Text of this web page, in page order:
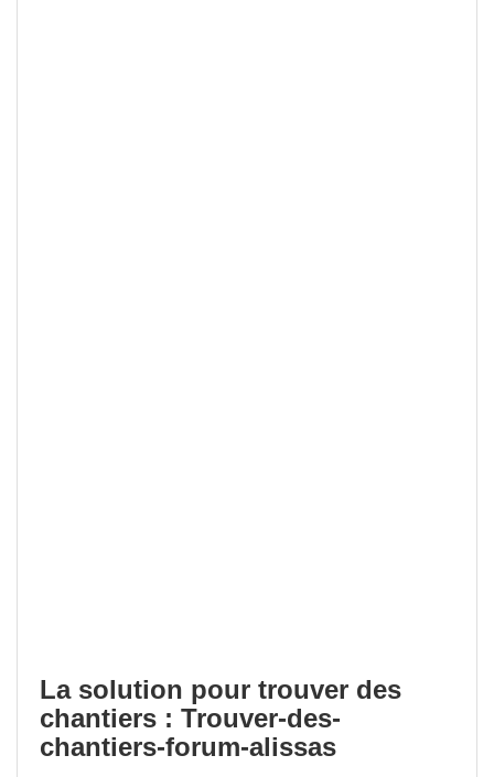
La solution pour trouver des
chantiers : Trouver-des-
chantiers-forum-alissas